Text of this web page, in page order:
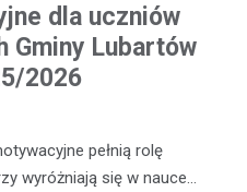
dla uczniów
Gminy Lubartów
2026
pełnią rolę
wyróżniają się w nauce…